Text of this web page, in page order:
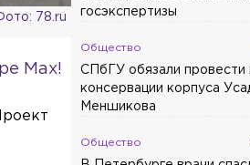
78.ru
Max!
госэкспертизы
Общество
СПбГУ обязали провести
консервации корпуса
Меншикова
Общество